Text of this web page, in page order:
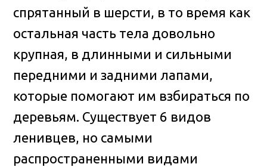
спрятанный в шерсти, в то время как
остальная часть тела довольно
крупная, в длинными и сильными
передними и задними лапами,
которые помогают им взбираться по
деревьям. Существует 6 видов
ленивцев, но самыми
распространенными видами